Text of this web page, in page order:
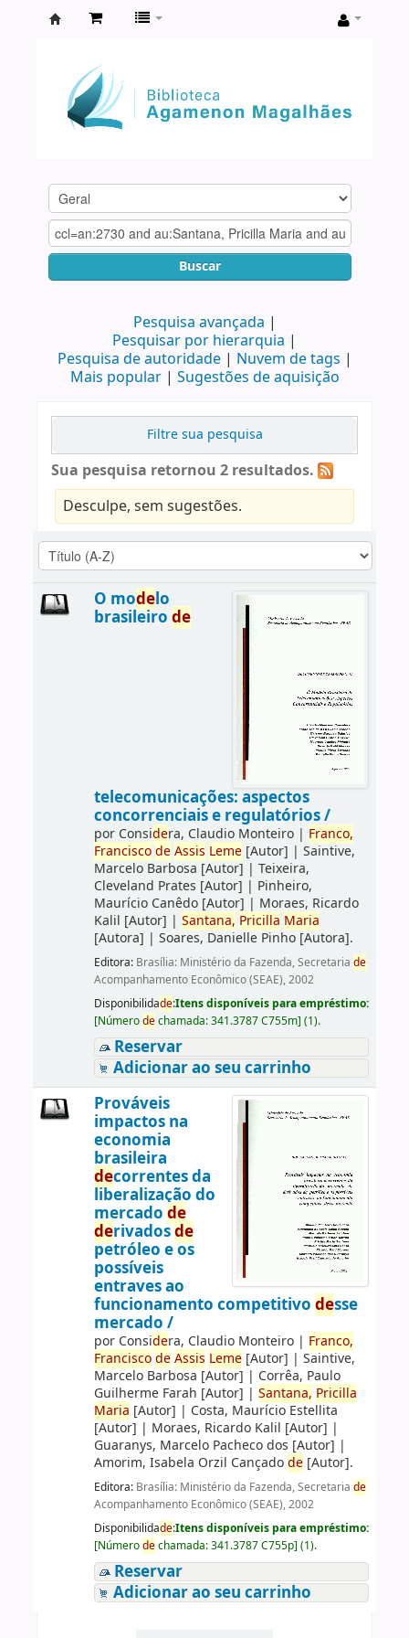
Agamenon
Magalhães
Buscar
Pesquisa avançada
Pesquisar por hierarquia
Pesquisa de autoridade
Nuvem de tags
Mais popular
Sugestões de aquisição
Filtre sua pesquisa
Sua pesquisa retornou 2 resultados.
Desculpe, sem sugestões.
O modelo
brasileiro de
telecomunicações: aspectos
concorrenciais e regulatórios /
por Considera, Claudio Monteiro| Franco,
Francisco de Assis Leme[Autor] | Saintive,
Marcelo Barbosa [Autor] | Teixeira,
Cleveland Prates [Autor] | Pinheiro,
Maurício Canêdo[Autor] | Moraes, Ricardo
Kalil [Autor] | Santana, Pricilla Maria
[Autora] | Soares, Danielle Pinho[Autora].
Editora: Brasília: Ministério da Fazenda, Secretaria de
Acompanhamento Econômico (SEAE), 2002
Disponibilidade:Itens disponíveis para empréstimo:
[Númerodechamada:341.3787 C755m] (1).
Reservar
Adicionar ao seu carrinho
Prováveis
impactos na
economia
brasileira
decorrentes da
liberalização do
mercado de
derivadosde
petróleo e os
possíveis
entraves ao
funcionamento competitivo desse
mercado /
por Considera, Claudio Monteiro| Franco,
Francisco de Assis Leme[Autor] | Saintive,
Marcelo Barbosa [Autor] | Corrêa, Paulo
Guilherme Farah [Autor] | Santana, Pricilla
Maria [Autor] | Costa, Maurício Estellita
[Autor] | Moraes, Ricardo Kalil [Autor] |
Guaranys, Marcelo Pacheco dos [Autor] |
Amorim, Isabela Orzil Cançadode[Autor].
Editora: Brasília: Ministério da Fazenda, Secretaria de
Acompanhamento Econômico (SEAE), 2002
Disponibilidade:Itens disponíveis para empréstimo:
[Númerodechamada:341.3787 C755p] (1).
Reservar
Adicionar ao seu carrinho